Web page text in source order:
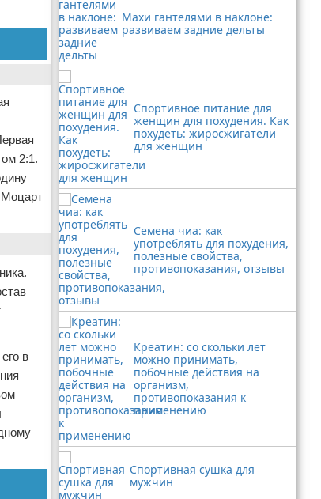
2:1.
Моцарт
в
Махи гантелями в наклоне:
развиваем задние дельты
Спортивное питание для
женщин для похудения. Как
похудеть: жиросжигатели
для женщин
Семена чиа: как
употреблять для похудения,
полезные свойства,
противопоказания, отзывы
Креатин: со скольки лет
можно принимать,
побочные действия на
организм,
противопоказания к
применению
Спортивная сушка для
мужчин